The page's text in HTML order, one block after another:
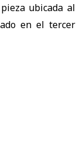
ubicada al
en el tercer